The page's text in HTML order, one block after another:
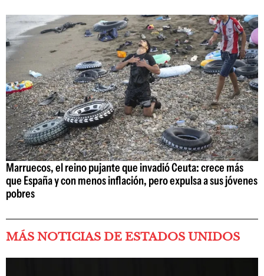
Marruecos, el reino pujante que invadió Ceuta: crece más
que España y con menos inflación, pero expulsa a sus jóvenes
pobres
MÁS NOTICIAS DE ESTADOS UNIDOS